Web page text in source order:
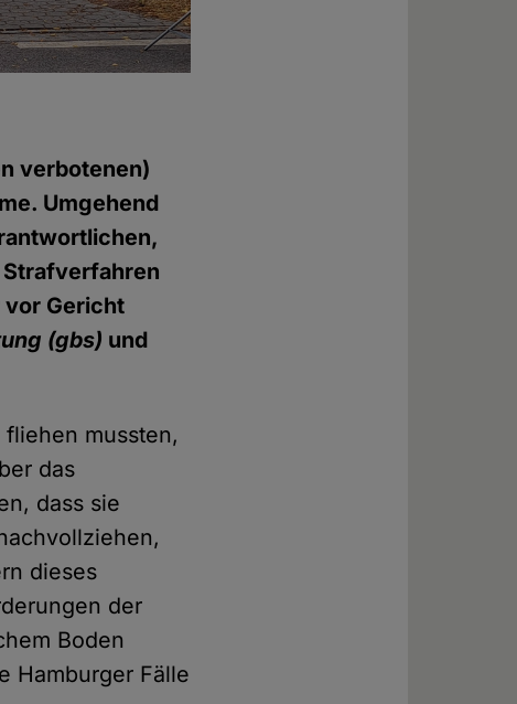
verbotenen)
Umgehend
vor Gericht
(gbs) und
mussten,
das
dass sie
dieses
der
Boden
Hamburger Fälle